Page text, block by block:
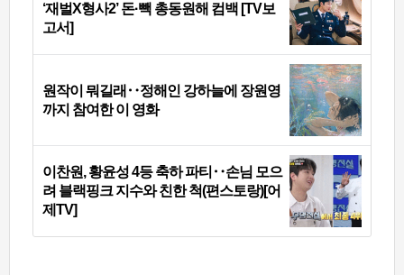
‘재벌X형사2’ 돈·빽 총동원해 컴백 [TV보
고서]
원작이 뭐길래‥정해인 강하늘에 장원영
까지 참여한 이 영화
이찬원, 황윤성 4등 축하 파티‥손님 모으
려 블랙핑크 지수와 친한 척(편스토랑)[어
제TV]